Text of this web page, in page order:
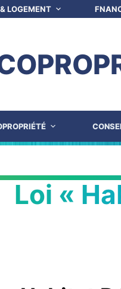
LOGEMENT
Loi «